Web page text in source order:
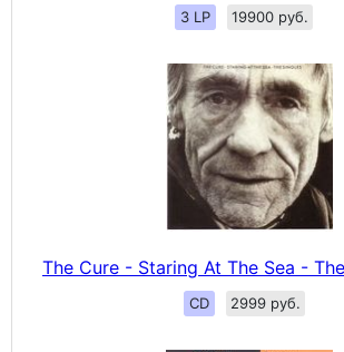
3 LP 19900 руб.
The Cure - Staring At The Sea -
CD 2999 руб.